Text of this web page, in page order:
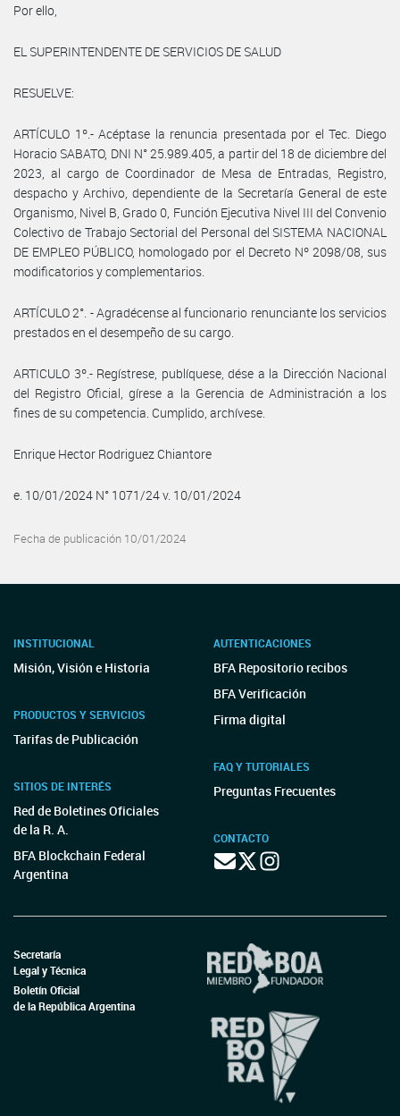
Por ello,
EL SUPERINTENDENTE DE SERVICIOS DE SALUD
RESUELVE:
ARTÍCULO 1º.- Acéptase la renuncia presentada por el Tec. Diego
Horacio SABATO, DNI N° 25.989.405, a partir del 18 de diciembre del
2023, al cargo de Coordinador de Mesa de Entradas, Registro,
despacho y Archivo, dependiente de la Secretaría General de este
Organismo, Nivel B, Grado 0, Función Ejecutiva Nivel III del Convenio
Colectivo de Trabajo Sectorial del Personal del SISTEMA NACIONAL
DE EMPLEO PÚBLICO, homologado por el Decreto Nº 2098/08, sus
modificatorios y complementarios.
ARTÍCULO 2°. - Agradécense al funcionario renunciante los servicios
prestados en el desempeño de su cargo.
ARTICULO 3º.- Regístrese, publíquese, dése a la Dirección Nacional
del Registro Oficial, gírese a la Gerencia de Administración a los
fines de su competencia. Cumplido, archívese.
Enrique Hector Rodriguez Chiantore
e. 10/01/2024 N° 1071/24 v. 10/01/2024
Fecha de publicación 10/01/2024
INSTITUCIONAL
Misión, Visión e Historia
PRODUCTOS Y SERVICIOS
Tarifas de Publicación
SITIOS DE INTERÉS
Red de Boletines Oficiales
de la R. A.
BFA Blockchain Federal
Argentina
AUTENTICACIONES
BFA Repositorio recibos
BFA Verificación
Firma digital
FAQ Y TUTORIALES
Preguntas Frecuentes
CONTACTO
Secretaría
Legal y Técnica
Boletín Oficial
de la República Argentina